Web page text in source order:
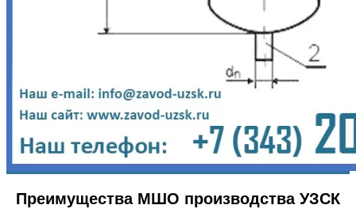
Преимущества МШО производства УЗСК